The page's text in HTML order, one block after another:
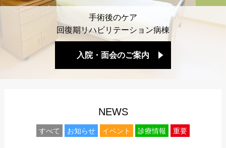
手術後のケア
回復期リハビリテーション病棟
入院・面会のご案内
NEWS
すべて お知らせ イベント 診療情報 重要